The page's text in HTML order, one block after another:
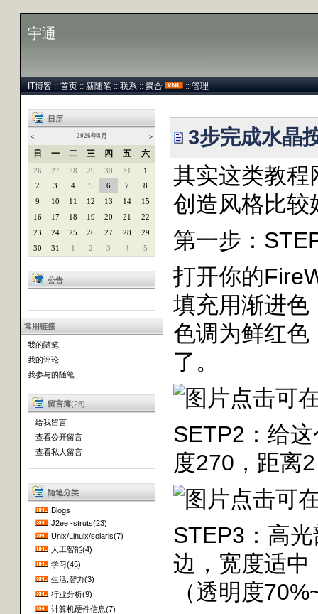
宇通
IT博客 :: 首页 :: 新随笔 :: 联系 :: 聚合 :: 管理
日历
< 2026年8月 >
日 一 二 三 四 五 六
26 27 28 29 30 31
1
2
3 4 5 6 7
8
9
10 11 12 13 14
15
16
17 18 19 20 21
22
23
24 25 26 27 28
29
30
31 1 2 3 4 5
公告
常用链接
我的随笔
我的评论
我参与的随笔
留言簿(28)
给我留言
查看公开留言
查看私人留言
随笔分类
Blogs
J2ee -struts(23)
Unix/Linuix/solaris(7)
人工智能(4)
学习(45)
生活,智力(3)
行业分析(9)
计算机硬件信息(7)
3步完成水晶
其实这类教程
创造风格比较
第一步：
打开你的
填充用渐进色
色调为鲜红色
了。
SETP2：给
度270，距离
STEP3：高
边，宽度适中
（透明度